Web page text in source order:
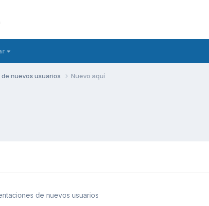
nuevos usuarios Nuevo aquí
de nuevos usuarios